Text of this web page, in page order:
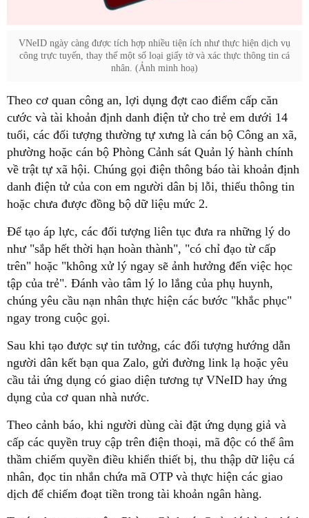
VNeID ngày càng được tích hợp nhiều tiện ích như thực hiện dịch vụ
công trực tuyến, thay thế một số loại giấy tờ và xác thực thông tin cá
nhân. (Ảnh minh hoạ)
Theo cơ quan công an, lợi dụng đợt cao điểm cấp căn
cước và tài khoản định danh điện tử cho trẻ em dưới 14
tuổi, các đối tượng thường tự xưng là cán bộ Công an xã,
phường hoặc cán bộ Phòng Cảnh sát Quản lý hành chính
về trật tự xã hội. Chúng gọi điện thông báo tài khoản định
danh điện tử của con em người dân bị lỗi, thiếu thông tin
hoặc chưa được đồng bộ dữ liệu mức 2.
Để tạo áp lực, các đối tượng liên tục đưa ra những lý do
như "sắp hết thời hạn hoàn thành", "có chỉ đạo từ cấp
trên" hoặc "không xử lý ngay sẽ ảnh hưởng đến việc học
tập của trẻ". Đánh vào tâm lý lo lắng của phụ huynh,
chúng yêu cầu nạn nhân thực hiện các bước "khắc phục"
ngay trong cuộc gọi.
Sau khi tạo được sự tin tưởng, các đối tượng hướng dẫn
người dân kết bạn qua Zalo, gửi đường link lạ hoặc yêu
cầu tải ứng dụng có giao diện tương tự VNeID hay ứng
dụng của cơ quan nhà nước.
Theo cảnh báo, khi người dùng cài đặt ứng dụng giả và
cấp các quyền truy cập trên điện thoại, mã độc có thể âm
thầm chiếm quyền điều khiển thiết bị, thu thập dữ liệu cá
nhân, đọc tin nhắn chứa mã OTP và thực hiện các giao
dịch để chiếm đoạt tiền trong tài khoản ngân hàng.